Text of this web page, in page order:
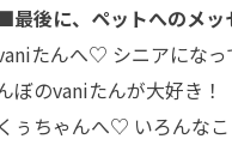
最後に、ペットへのメッ
たんへ♡ シニアになっ
ぼのvaniたんが大好き！
くぅちゃんへ♡ いろんな